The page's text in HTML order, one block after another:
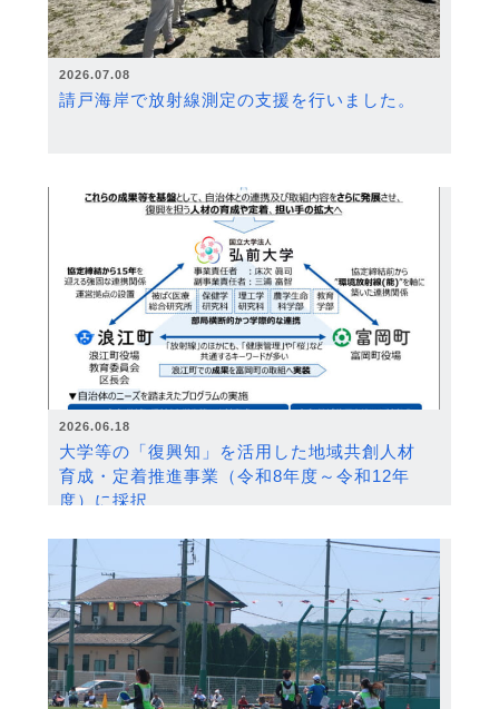
2026.07.08
請戸海岸で放射線測定の支援を行いました。
2026.06.18
大学等の「復興知」を活用した地域共創人材
育成・定着推進事業（令和8年度～令和12年
度）に採択